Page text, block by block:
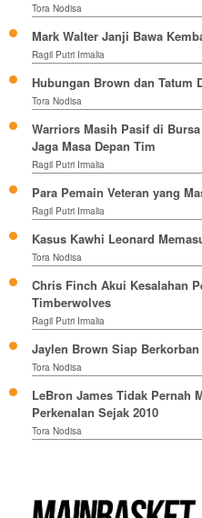
Tora Nodisa
Mark Walter Janji Bawa
Ragil Putri Irmalia
Hubungan Brown dan Tatum
Tora Nodisa
Warriors Masih Pasif di
Jaga Masa Depan Tim
Ragil Putri Irmalia
Para Pemain Veteran yang
Ragil Putri Irmalia
Kasus Kawhi Leonard
Tora Nodisa
Chris Finch Akui Kesalahan
Timberwolves
Ragil Putri Irmalia
Jaylen Brown Siap
Tora Nodisa
LeBron James Tidak Pernah
Perkenalan Sejak 2010
Tora Nodisa